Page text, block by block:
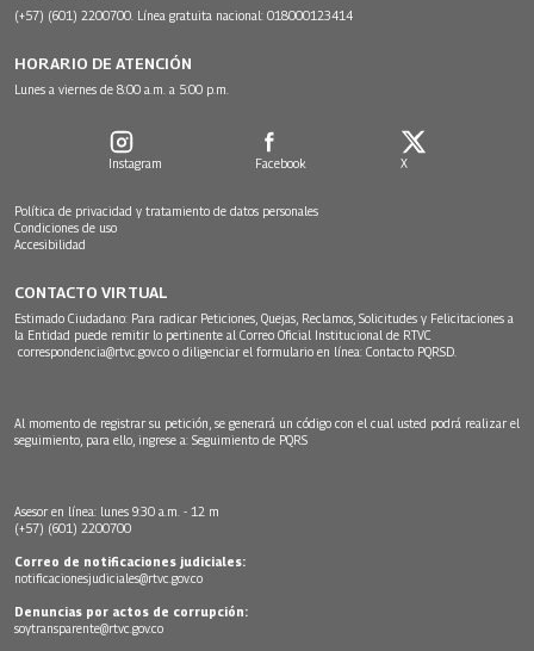
(+57) (601) 2200700. Línea gratuita nacional: 018000123414
HORARIO DE ATENCIÓN
Lunes a viernes de 8:00 a.m. a 5:00 p.m.
Instagram Facebook X
Política de privacidad y tratamiento de datos personales
Condiciones de uso
Accesibilidad
CONTACTO VIRTUAL
Estimado Ciudadano: Para radicar Peticiones, Quejas, Reclamos, Solicitudes y Felicitaciones a
la Entidad puede remitir lo pertinente al Correo Oficial Institucional de RTVC
correspondencia@rtvc.gov.co o diligenciar el formulario en línea: Contacto PQRSD.
Al momento de registrar su petición, se generará un código con el cual usted podrá realizar el
seguimiento, para ello, ingrese a: Seguimiento de PQRS
Asesor en línea: lunes 9:30 a.m. - 12 m
(+57) (601) 2200700
Correo de notificaciones judiciales:
notificacionesjudiciales@rtvc.gov.co
Denuncias por actos de corrupción:
soytransparente@rtvc.gov.co